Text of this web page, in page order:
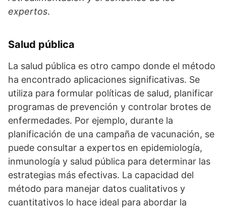
expertos.
Salud pública
La salud pública es otro campo donde el método
ha encontrado aplicaciones significativas. Se
utiliza para formular políticas de salud, planificar
programas de prevención y controlar brotes de
enfermedades. Por ejemplo, durante la
planificación de una campaña de vacunación, se
puede consultar a expertos en epidemiología,
inmunología y salud pública para determinar las
estrategias más efectivas. La capacidad del
método para manejar datos cualitativos y
cuantitativos lo hace ideal para abordar la